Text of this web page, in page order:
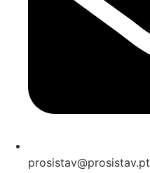
prosistav@prosistav.pt